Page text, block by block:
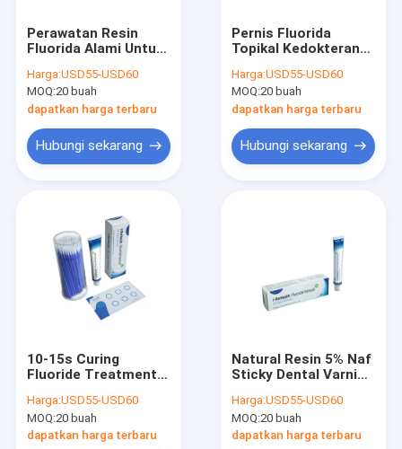
Perawatan Resin
Fluorida Alami Untuk
anak
Harga:USD55-USD60
MOQ:20 buah
dapatkan harga terbaru
Hubungi sekarang
Pernis Fluorida
Topikal Kedokteran
Demineralisasi Anak
10g
Harga:USD55-USD60
MOQ:20 buah
dapatkan harga terbaru
Hubungi sekarang
10-15s Curing
Fluoride Treatment
Manis CE
Harga:USD55-USD60
MOQ:20 buah
dapatkan harga terbaru
Natural Resin 5% Naf
Sticky Dental Varnish
Kerusakan Gigi
Harga:USD55-USD60
MOQ:20 buah
dapatkan harga terbaru